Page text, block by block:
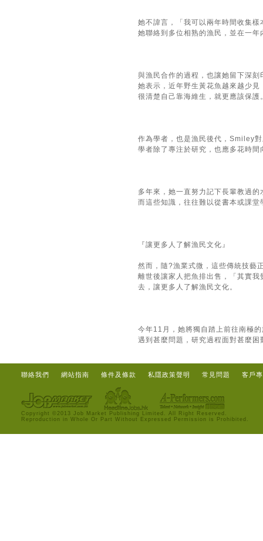
她不諱言，「我可以兩年時間收集
她聯絡到多位相熟的漁民，並在一
與漁民合作的過程，也讓她留下深
她表示，近年野生黃花魚越來越少
很清楚自己靠海維生，就更應該保護
作為學者，也是漁民後代，Smiley
學者除了專注於研究，也應多花時
多年來，她一直努力記下長輩教過
而這些知識，往往難以從書本或課
『讓更多人了解漁民文化』
然而，隨?漁業式微，這些傳統技藝
離世後讓家人把魚排出售，「其實
去，讓更多人了解漁民文化。
今年11月，她將獨自踏上前往南極
遇到甚麼問題，研究過程面對甚麼困
聯絡我們 網站指南 條件及條款 私隱政策聲明 常見問題 客戶
Copyright ©2013 Job Market Publishing Limited. All Right Reserved.
Reproduction in Whole Or Part Without Expressed Permission is Prohibited.